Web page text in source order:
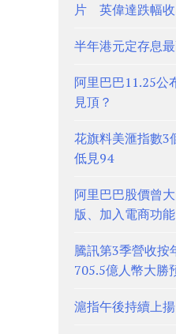
片 英偉達跌幅
半年港元定存息
阿里巴巴11.25
見頂？
花旗料美滙指數3
低見94
阿里巴巴股價曾
版、加入電商功
騰訊第3季營收
705.5億人幣大勝
滬指午後持續上